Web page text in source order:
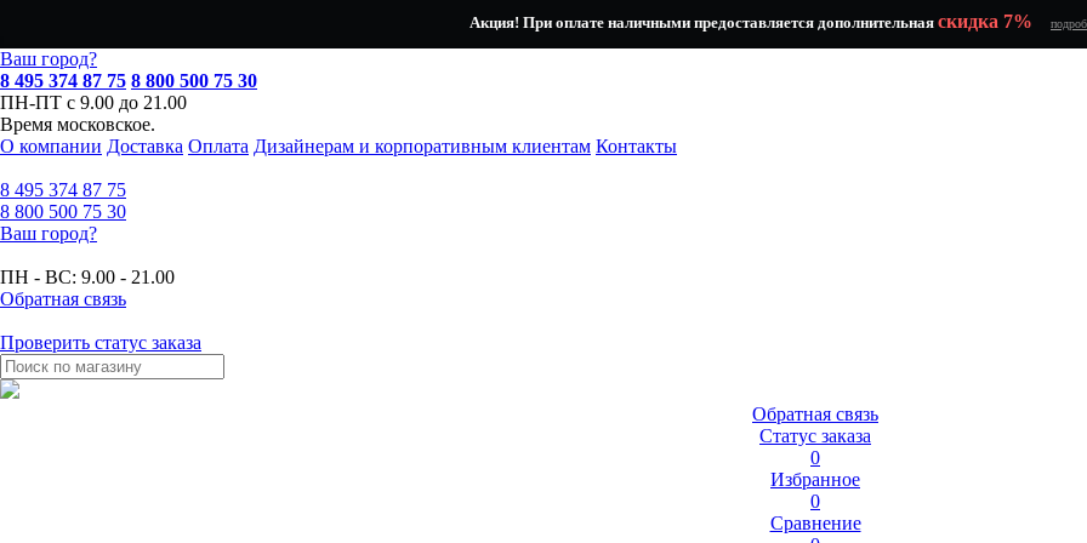
Акция! При оплате наличными предоставляется дополнительная скидка 7%
Ваш город?
8 495 374 87 75 8 800 500 75 30
ПН-ПТ с 9.00 до 21.00
Время московское.
О компании Доставка Оплата Дизайнерам и корпоративным клиентам Контакты
8 495 374 87 75
8 800 500 75 30
Ваш город?
ПН - ВС: 9.00 - 21.00
Обратная связь
Проверить статус заказа
Обратная связь
Статус заказа
0
Избранное
0
Сравнение